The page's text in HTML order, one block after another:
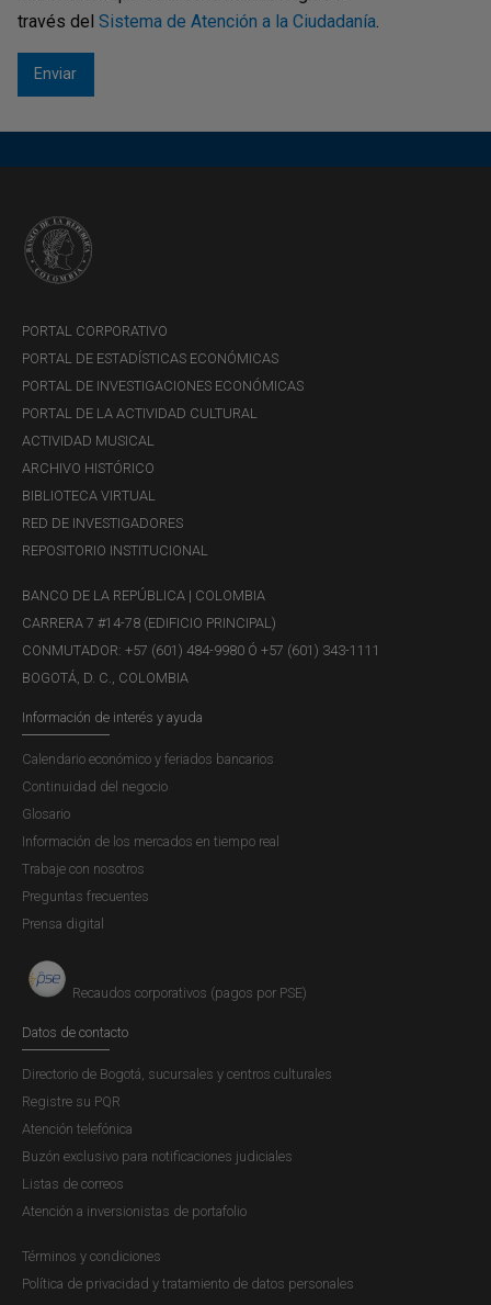
través del Sistema de Atención a la Ciudadanía
PORTAL CORPORATIVO
PORTAL DE ESTADÍSTICAS ECONÓMICAS
PORTAL DE INVESTIGACIONES ECONÓMICAS
PORTAL DE LA ACTIVIDAD CULTURAL
ACTIVIDAD MUSICAL
ARCHIVO HISTÓRICO
BIBLIOTECA VIRTUAL
RED DE INVESTIGADORES
REPOSITORIO INSTITUCIONAL
BANCO DE LA REPÚBLICA | COLOMBIA
CARRERA 7 #14-78 (EDIFICIO PRINCIPAL)
CONMUTADOR: +57 (601) 484-9980 Ó +57 (601) 343-1111
BOGOTÁ, D. C., COLOMBIA
Información de interés y ayuda
Calendario económico y feriados bancarios
Continuidad del negocio
Glosario
Información de los mercados en tiempo real
Trabaje con nosotros
Preguntas frecuentes
Prensa digital
Recaudos corporativos (pagos por PSE)
Datos de contacto
Directorio de Bogotá, sucursales y centros culturales
Registre su PQR
Atención telefónica
Buzón exclusivo para notificaciones judiciales
Listas de correos
Atención a inversionistas de portafolio
Términos y condiciones
Política de privacidad y tratamiento de datos personales